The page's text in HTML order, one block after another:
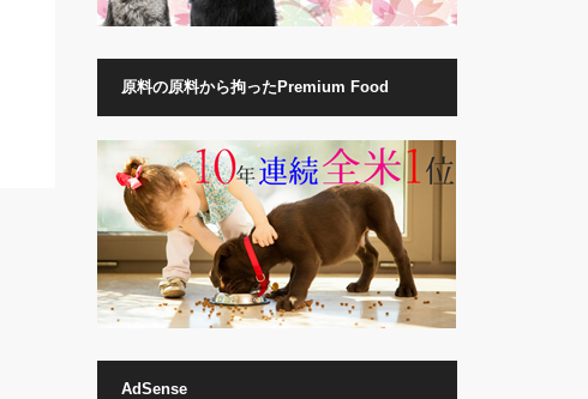
原料の原料から拘ったPremium Food
AdSense